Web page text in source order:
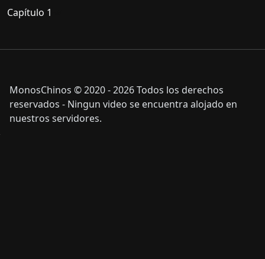
Capítulo 1
MonosChinos © 2020 - 2026 Todos los derechos
reservados - Ningun video se encuentra alojado en
nuestros servidores.